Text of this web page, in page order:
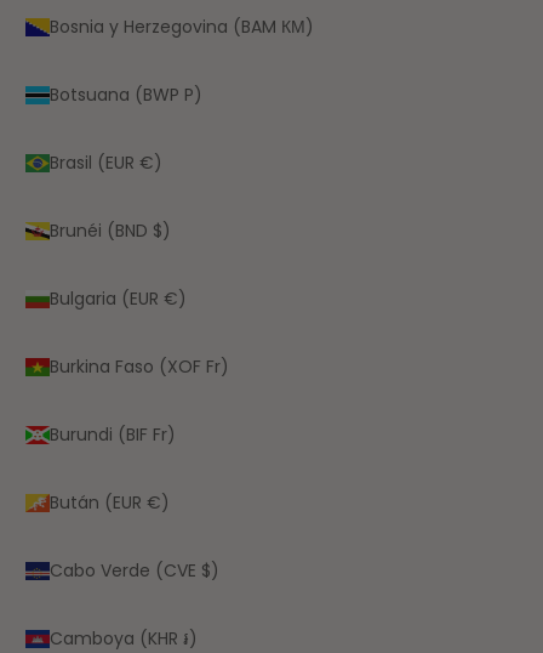
Bosnia y Herzegovina (BAM КМ)
Botsuana (BWP P)
Brasil (EUR €)
Brunéi (BND $)
Bulgaria (EUR €)
Burkina Faso (XOF Fr)
Burundi (BIF Fr)
Bután (EUR €)
Cabo Verde (CVE $)
Camboya (KHR ៛)